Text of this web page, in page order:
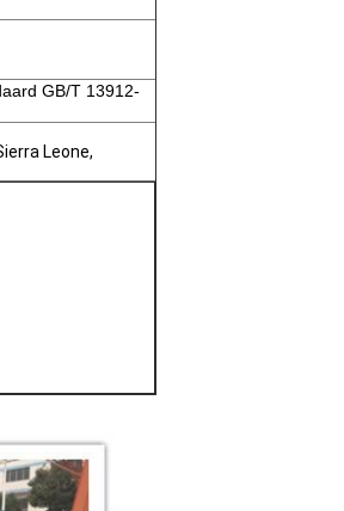
GB/T 13912-
Leone,